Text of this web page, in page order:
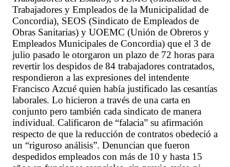
Trabajadores y Empleados de la Municipalidad de
Concordia), SEOS (Sindicato de Empleados de
Obras Sanitarias) y UOEMC (Unión de Obreros y
Empleados Municipales de Concordia) que el 3 de
julio pasado le otorgaron un plazo de 72 horas para
revertir los despidos de 84 trabajadores contratados,
respondieron a las expresiones del intendente
Francisco Azcué quien había justificado las cesantías
laborales. Lo hicieron a través de una carta en
conjunto pero también cada sindicato de manera
individual. Calificaron de “falacia” su afirmación
respecto de que la reducción de contratos obedeció a
un “riguroso análisis”. Denuncian que fueron
despedidos empleados con más de 10 y hasta 15